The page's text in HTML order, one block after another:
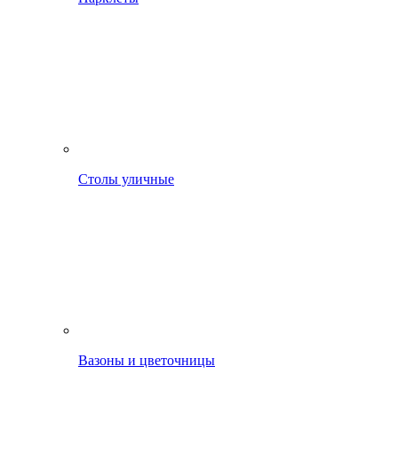
Столы уличные
Вазоны и цветочницы